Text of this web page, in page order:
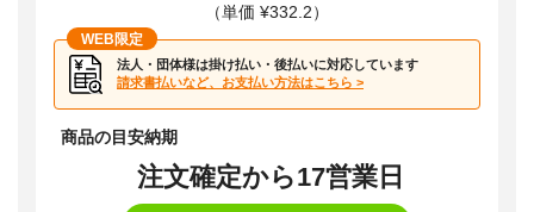
（単価 ¥332.2）
WEB限定
法人・団体様は掛け払い・後払いに対応しています
請求書払いなど、お支払い方法はこちら >
商品の目安納期
注文確定から17営業日